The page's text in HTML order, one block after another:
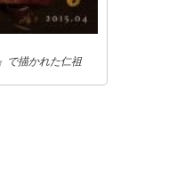
で描かれた仁祖